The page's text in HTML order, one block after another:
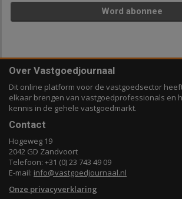
Word abonnee
Over Vastgoedjournaal
Dit online platform voor de vastgoedsector
elkaar brengen van vastgoedprofessionals en
kennis in de gehele vastgoedmarkt.
Contact
Hogeweg 19
2042 GD Zandvoort
Telefoon: +31 (0) 23 743 49 09
E-mail: info@vastgoedjournaal.nl
Onze privacyverklaring